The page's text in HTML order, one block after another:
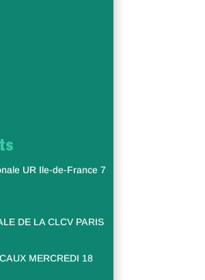
UR Ile-de-France 7
DE LA CLCV PARIS
MERCREDI 18